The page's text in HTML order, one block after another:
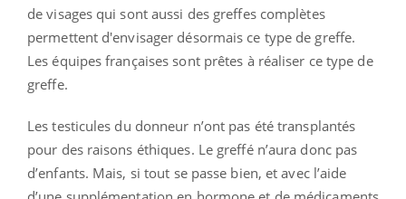
de visages qui sont aussi des greffes complètes
permettent d'envisager désormais ce type de greffe.
Les équipes françaises sont prêtes à réaliser ce type de
greffe.
Les testicules du donneur n’ont pas été transplantés
pour des raisons éthiques. Le greffé n’aura donc pas
d’enfants. Mais, si tout se passe bien, et avec l’aide